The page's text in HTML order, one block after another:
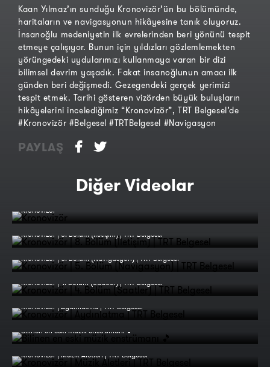
Kaan Yılmaz’ın sunduğu Kronovizör’ün bu bölümünde,
haritaların ve navigasyonun hikâyesine tanık oluyoruz.
İnsanoğlu medeniyetin ilk evrelerinden beri yönünü tespit
etmeye çalışıyor. Bunun için yıldızları gözlemlemekten
yörüngedeki uydularımızı kullanmaya varan bir dizi
bilimsel devrim yaşadık. Fakat insanoğlunun amacı ilk
günden beri değişmedi. Gezegendeki gerçek yerimizi
tespit etmek. Tarihi gösteren vizörden büyük buluşların
hikâyelerini incelediğimiz “Kronovizör”, TRT Belgesel’de
#Kronovizör #Belgesel #TRTBelgesel #Navigasyon
PAYLAŞ
Diğer Videolar
Kronovizör
Kronovizör | 8. Bölüm (İletişim) | TRT Belgesel
Kronovizör | 5. Bölüm (Navigasyon) | TRT Belgesel
Kronovizör | 4. Bölüm (Saatler) | TRT Belgesel
Kronovizör | Aydınlatma | TRT Belgesel
Bilinen en eski müzik enstrümanı 🎵
Kronovizör | Müzik Aletleri | TRT Belgesel